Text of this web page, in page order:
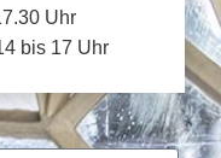
Uhr
bis 17 Uhr